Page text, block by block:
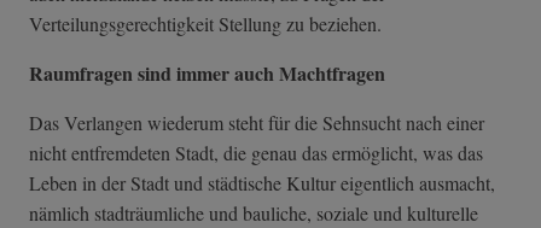
Verteilungsgerechtigkeit Stellung zu beziehen.
Raumfragen sind immer auch Machtfragen
Das Verlangen wiederum steht für die Sehnsucht nach einer
nicht entfremdeten Stadt, die genau das ermöglicht, was das
Leben in der Stadt und städtische Kultur eigentlich ausmacht,
nämlich stadträumliche und bauliche, soziale und kulturelle